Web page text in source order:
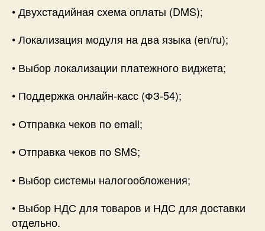
• Двухстадийная схема оплаты (DMS);
• Локализация модуля на два языка (en/ru);
• Выбор локализации платежного виджета;
• Поддержка онлайн-касс (ФЗ-54);
• Отправка чеков по email;
• Отправка чеков по SMS;
• Выбор системы налогообложения;
• Выбор НДС для товаров и НДС для доставки
отдельно.